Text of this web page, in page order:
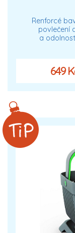
Renforcé
povlečení
a
649